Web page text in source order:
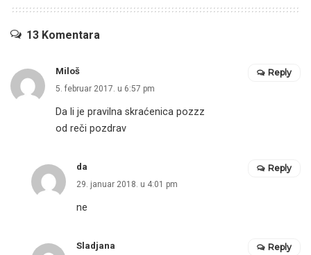
13 Komentara
Miloš
5. februar 2017. u 6:57 pm
Da li je pravilna skraćenica pozzz
od reči pozdrav
Reply
da
29. januar 2018. u 4:01 pm
ne
Reply
Sladjana Reply